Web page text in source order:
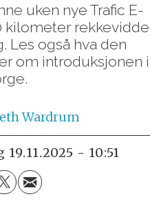
uken nye Trafic E-
kilometer rekkevidde
Les også hva den
om introduksjonen i
Wardrum
19.11.2025 - 10:51